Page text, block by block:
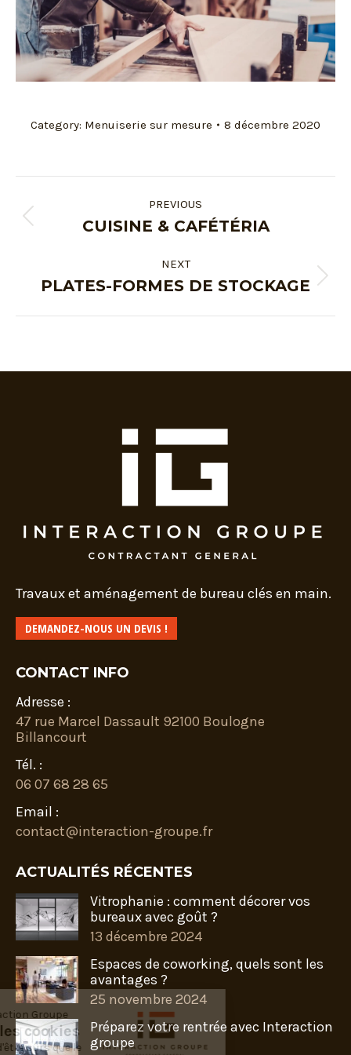
chez Interaction Groupe
sommes les cookies
avons attendu d'être sûrs que le
Category: Menuiserie sur mesure 8 décembre 2020
PREVIOUS
CUISINE & CAFÉTÉRIA
NEXT
PLATES-FORMES DE STOCKAGE
Travaux et aménagement de bureau clés en main.
DEMANDEZ-NOUS UN DEVIS !
CONTACT INFO
Adresse :
47 rue Marcel Dassault 92100 Boulogne
Billancourt
Tél. :
06 07 68 28 65
Email :
contact@interaction-groupe.fr
ACTUALITÉS RÉCENTES
Vitrophanie : comment décorer vos
bureaux avec goût ?
13 décembre 2024
Espaces de coworking, quels sont les
avantages ?
25 novembre 2024
Préparez votre rentrée avec Interaction
groupe